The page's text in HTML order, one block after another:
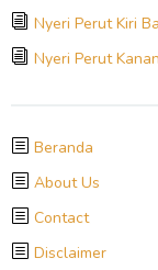
Nyeri Perut Kiri
Nyeri Perut
Beranda
About Us
Contact
Disclaimer